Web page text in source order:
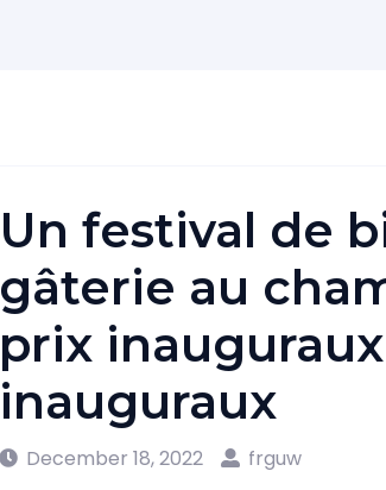
Un festival de
gâterie au
prix
inauguraux
December 18, 2022
frguw